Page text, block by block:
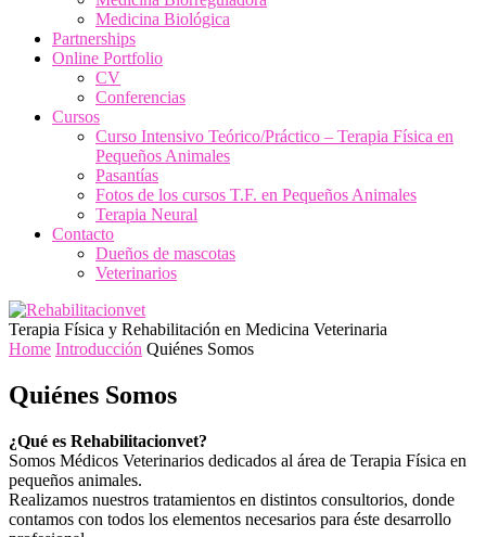
Medicina Biológica
Partnerships
Online Portfolio
CV
Conferencias
Cursos
Curso Intensivo Teórico/Práctico – Terapia Física en
Pequeños Animales
Pasantías
Fotos de los cursos T.F. en Pequeños Animales
Terapia Neural
Contacto
Dueños de mascotas
Veterinarios
Terapia Física y Rehabilitación en Medicina Veterinaria
Home Introducción Quiénes Somos
Quiénes Somos
¿Qué es Rehabilitacionvet?
Somos Médicos Veterinarios dedicados al área de Terapia Física en
pequeños animales.
Realizamos nuestros tratamientos en distintos consultorios, donde
contamos con todos los elementos necesarios para éste desarrollo